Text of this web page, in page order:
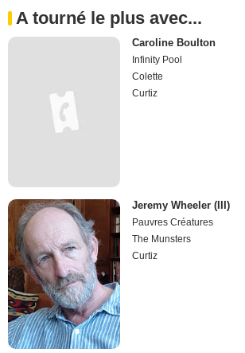
A tourné le plus avec...
Caroline Boulton
Infinity Pool
Colette
Curtiz
Jeremy Wheeler (III)
Pauvres Créatures
The Munsters
Curtiz